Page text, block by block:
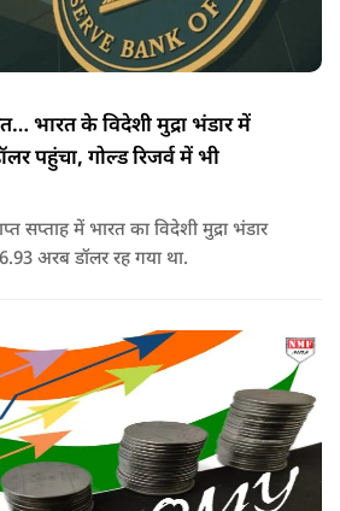
भारत के विदेशी मुद्रा भंडार में
पहुंचा, गोल्ड रिजर्व में भी
में भारत का विदेशी मुद्रा भंडार
अरब डॉलर रह गया था.